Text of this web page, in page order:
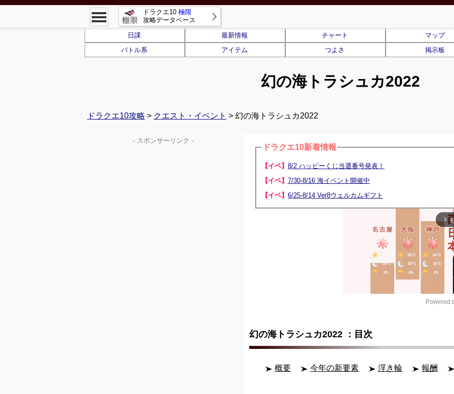
ドラクエ10 極限
攻略データベース
日課
最新情報 チャート
マップ
バトル系
アイテム つよさ 掲示板
幻の海トラシュカ2022
ドラクエ10攻略 > クエスト・イベント > 幻の海トラシュカ2022
ドラクエ10新着情報
【イベ】 8/2 ハッピーくじ当選番号発表！
【イベ】 7/30-8/16 海イベント開催中
【イベ】 6/25-8/14 Ver8ウェルカムギフト
arrow_forward_ios
Powered
幻の海トラシュカ2022 ：目次
概要 今年の新要素 浮き輪 報酬
- スポンサーリンク -